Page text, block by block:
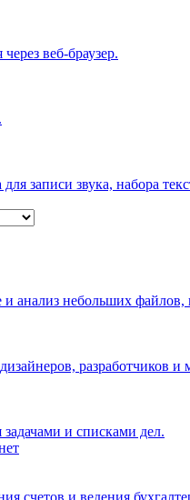
веб-браузер.
записи звука, набора
анализ небольших
разработчиков и
и списками дел.
счетов и ведения